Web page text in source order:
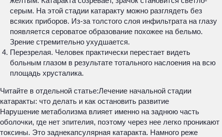
серым. На этой стадии катаракту можно разглядеть без
всяких приборов. Из-за толстого слоя инфильтрата на глазу
появляется сероватое образование похожее на бельмо.
Зрение стремительно ухудшается.
Перезрелая. Человек практически перестает видеть
больным глазом в результате тотального наслоения на всю
площадь хрусталика.
Читайте в отдельной статье:Лечение начальной стадии
катаракты: что делать и как остановить развитие
Нарушение метаболизма влияет именно на заднюю часть
оболочки, где нет эпителия, поэтому через нее легко проникают
токсины. Это заднекапсулярная катаракта. Намного реже